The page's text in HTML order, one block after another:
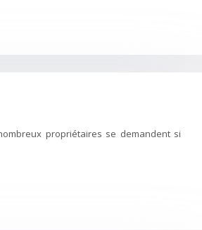
propriétaires se demandent si